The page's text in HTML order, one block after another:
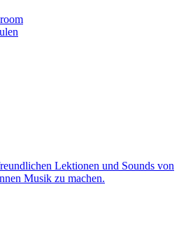
Lektionen und Sounds von
Musik zu machen.